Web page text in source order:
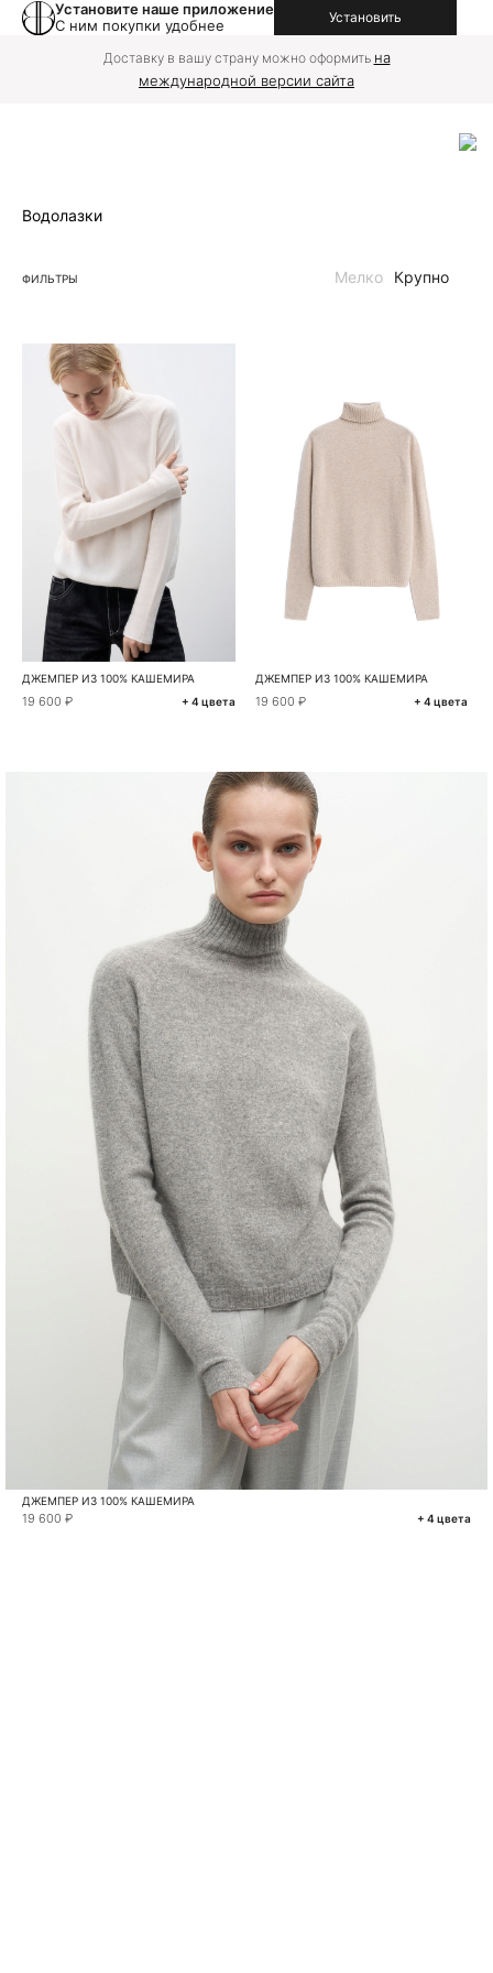
Установите наше приложение
С ним покупки удобнее
Установить
Доставку в вашу страну можно оформить на
международной версии сайта
Водолазки
ФИЛЬТРЫ Мелко Крупно
ДЖЕМПЕР ИЗ 100% КАШЕМИРА
19 600 ₽ + 4 цвета
ДЖЕМПЕР ИЗ 100% КАШЕМИРА
19 600 ₽ + 4 цвета
ДЖЕМПЕР ИЗ 100% КАШЕМИРА
19 600 ₽ + 4 цвета